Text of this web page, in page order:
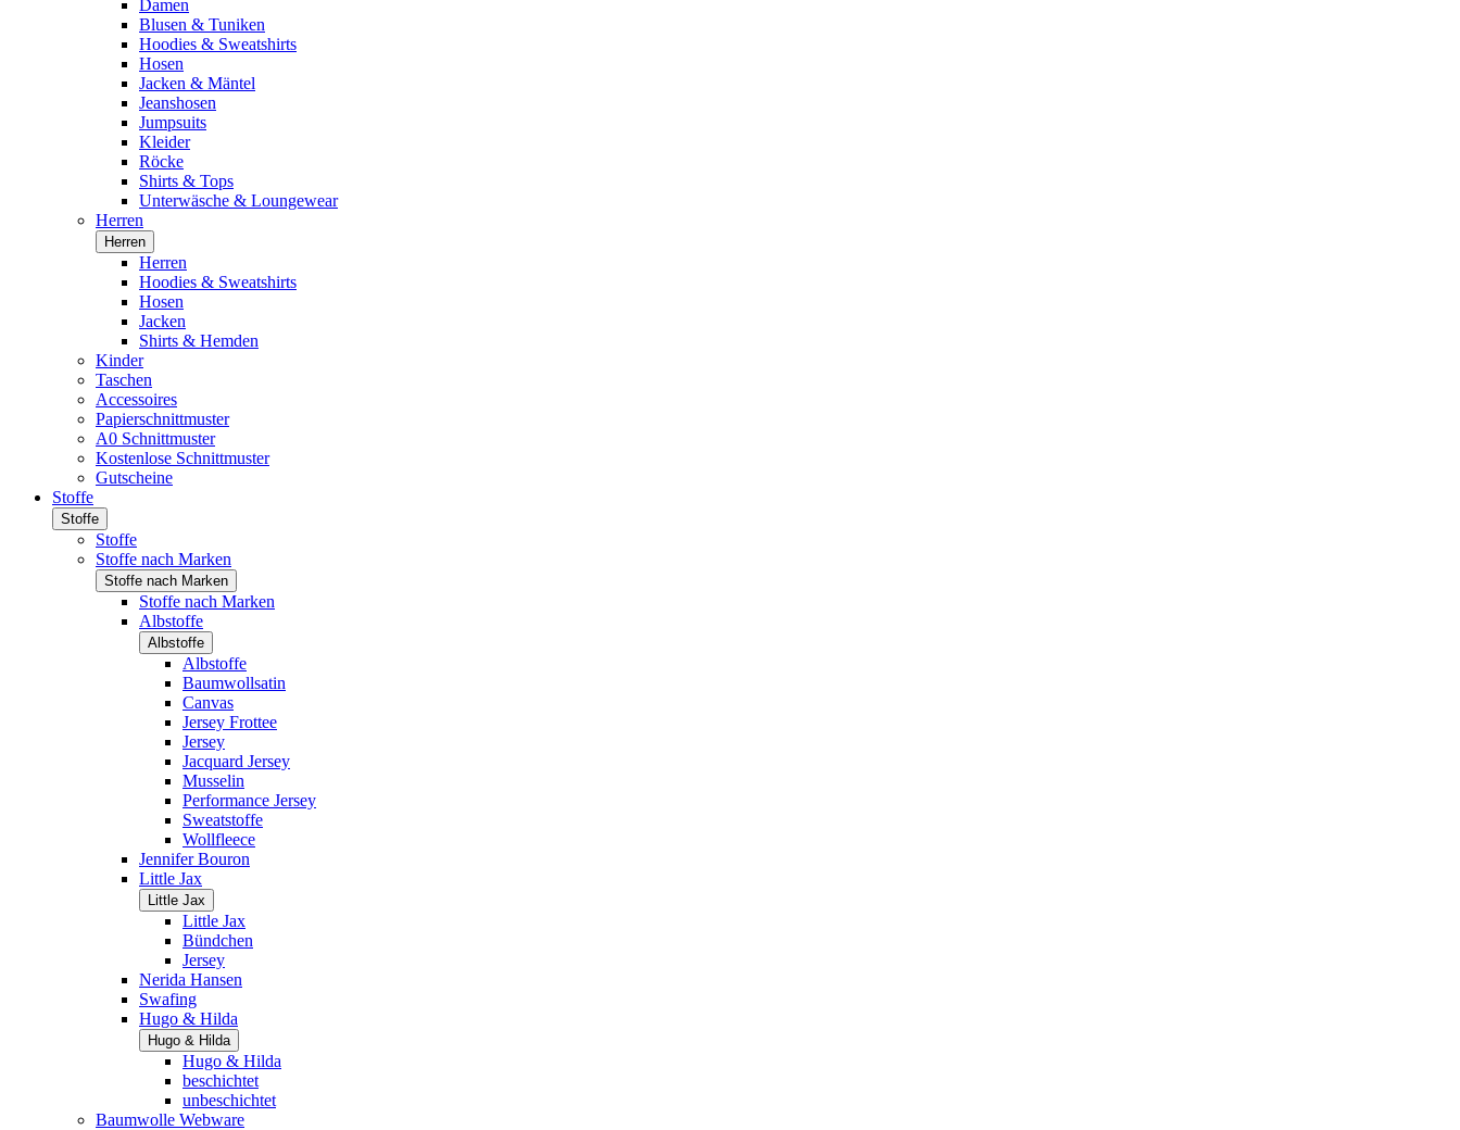
Damen
Blusen & Tuniken
Hoodies & Sweatshirts
Hosen
Jacken & Mäntel
Jeanshosen
Jumpsuits
Kleider
Röcke
Shirts & Tops
Unterwäsche & Loungewear
Herren
Herren
Herren
Hoodies & Sweatshirts
Hosen
Jacken
Shirts & Hemden
Kinder
Taschen
Accessoires
Papierschnittmuster
A0 Schnittmuster
Kostenlose Schnittmuster
Gutscheine
Stoffe
Stoffe
Stoffe
Stoffe nach Marken
Stoffe nach Marken
Stoffe nach Marken
Albstoffe
Albstoffe
Albstoffe
Baumwollsatin
Canvas
Jersey Frottee
Jersey
Jacquard Jersey
Musselin
Performance Jersey
Sweatstoffe
Wollfleece
Jennifer Bouron
Little Jax
Little Jax
Little Jax
Bündchen
Jersey
Nerida Hansen
Swafing
Hugo & Hilda
Hugo & Hilda
Hugo & Hilda
beschichtet
unbeschichtet
Baumwolle Webware